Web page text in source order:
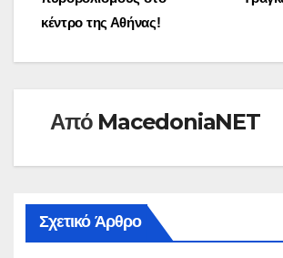
άρθρων
κέντρο της Αθήνας!
Από MacedoniaNET
Σχετικό Άρθρο